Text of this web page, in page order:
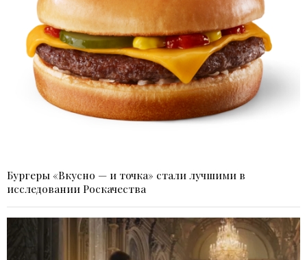
Бургеры «Вкусно — и точка» стали лучшими в
исследовании Роскачества